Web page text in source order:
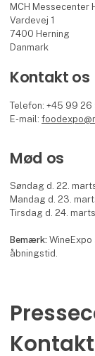
MCH Messecenter
Vardevej 1
7400 Herning
Danmark
Kontakt os
Telefon: +45 99 26
E-mail:
Mød os
Søndag d. 22.
Mandag d. 23.
Tirsdag d. 24.
Bemærk:
åbningstid.